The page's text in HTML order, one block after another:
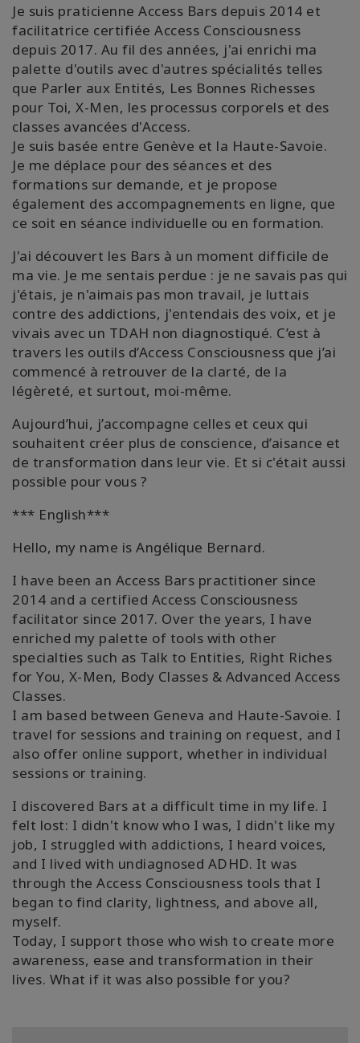
Je suis praticienne Access Bars depuis 2014 et
facilitatrice certifiée Access Consciousness
depuis 2017. Au fil des années, j'ai enrichi ma
palette d'outils avec d'autres spécialités telles
que Parler aux Entités, Les Bonnes Richesses
pour Toi, X-Men, les processus corporels et des
classes avancées d'Access.
Je suis basée entre Genève et la Haute-Savoie.
Je me déplace pour des séances et des
formations sur demande, et je propose
également des accompagnements en ligne, que
ce soit en séance individuelle ou en formation.
J'ai découvert les Bars à un moment difficile de
ma vie. Je me sentais perdue : je ne savais pas qui
j'étais, je n'aimais pas mon travail, je luttais
contre des addictions, j'entendais des voix, et je
vivais avec un TDAH non diagnostiqué. C’est à
travers les outils d’Access Consciousness que j’ai
commencé à retrouver de la clarté, de la
légèreté, et surtout, moi-même.
Aujourd’hui, j’accompagne celles et ceux qui
souhaitent créer plus de conscience, d’aisance et
de transformation dans leur vie. Et si c'était aussi
possible pour vous ?
*** English***
Hello, my name is Angélique Bernard.
I have been an Access Bars practitioner since
2014 and a certified Access Consciousness
facilitator since 2017. Over the years, I have
enriched my palette of tools with other
specialties such as Talk to Entities, Right Riches
for You, X-Men, Body Classes & Advanced Access
Classes.
I am based between Geneva and Haute-Savoie. I
travel for sessions and training on request, and I
also offer online support, whether in individual
sessions or training.
I discovered Bars at a difficult time in my life. I
felt lost: I didn't know who I was, I didn't like my
job, I struggled with addictions, I heard voices,
and I lived with undiagnosed ADHD. It was
through the Access Consciousness tools that I
began to find clarity, lightness, and above all,
myself.
Today, I support those who wish to create more
awareness, ease and transformation in their
lives. What if it was also possible for you?